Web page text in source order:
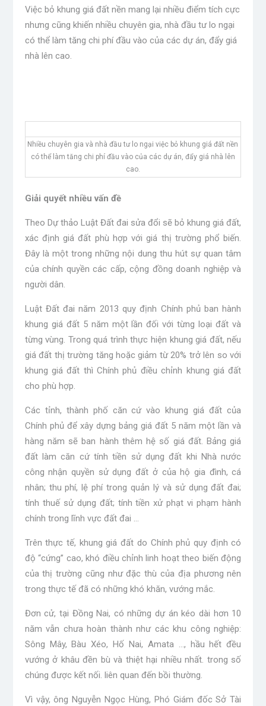
Việc bỏ khung giá đất nền mang lại nhiều điểm tích cực
nhưng cũng khiến nhiều chuyên gia, nhà đầu tư lo ngại
có thể làm tăng chi phí đầu vào của các dự án, đẩy giá
nhà lên cao.
Nhiều chuyên gia và nhà đầu tư lo ngại việc bỏ khung giá đất nền
có thể làm tăng chi phí đầu vào của các dự án, đẩy giá nhà lên
cao.
Giải quyết nhiều vấn đề
Theo Dự thảo Luật Đất đai sửa đổi sẽ bỏ khung giá đất,
xác định giá đất phù hợp với giá thị trường phổ biến.
Đây là một trong những nội dung thu hút sự quan tâm
của chính quyền các cấp, cộng đồng doanh nghiệp và
người dân.
Luật Đất đai năm 2013 quy định Chính phủ ban hành
khung giá đất 5 năm một lần đối với từng loại đất và
từng vùng. Trong quá trình thực hiện khung giá đất, nếu
giá đất thị trường tăng hoặc giảm từ 20% trở lên so với
khung giá đất thì Chính phủ điều chỉnh khung giá đất
cho phù hợp.
Các tỉnh, thành phố căn cứ vào khung giá đất của
Chính phủ để xây dựng bảng giá đất 5 năm một lần và
hàng năm sẽ ban hành thêm hệ số giá đất. Bảng giá
đất làm căn cứ tính tiền sử dụng đất khi Nhà nước
công nhận quyền sử dụng đất ở của hộ gia đình, cá
nhân; thu phí, lệ phí trong quản lý và sử dụng đất đai;
tính thuế sử dụng đất; tính tiền xử phạt vi phạm hành
chính trong lĩnh vực đất đai …
Trên thực tế, khung giá đất do Chính phủ quy định có
độ “cứng” cao, khó điều chỉnh linh hoạt theo biến động
của thị trường cũng như đặc thù của địa phương nên
trong thực tế đã có những khó khăn, vướng mắc.
Đơn cử, tại Đồng Nai, có những dự án kéo dài hơn 10
năm vẫn chưa hoàn thành như các khu công nghiệp:
Sông Mây, Bàu Xéo, Hố Nai, Amata …, hầu hết đều
vướng ở khâu đền bù và thiệt hại nhiều nhất. trong số
chúng được kết nối. liên quan đến bồi thường.
Vì vậy, ông Nguyễn Ngọc Hùng, Phó Giám đốc Sở Tài